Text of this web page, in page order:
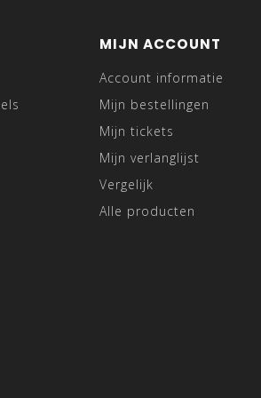
MIJN ACCOUNT
Account informatie
Mijn bestellingen
Mijn tickets
Mijn verlanglijst
Vergelijk
Alle producten